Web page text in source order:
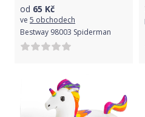
od 65 Kč
ve 5 obchodech
Bestway 98003 Spiderman